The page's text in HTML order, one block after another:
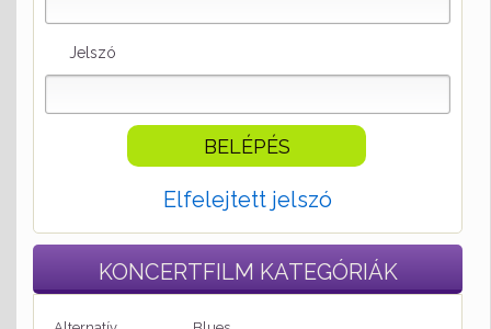
Jelszó
Elfelejtett jelszó
KONCERTFILM KATEGÓRIÁK